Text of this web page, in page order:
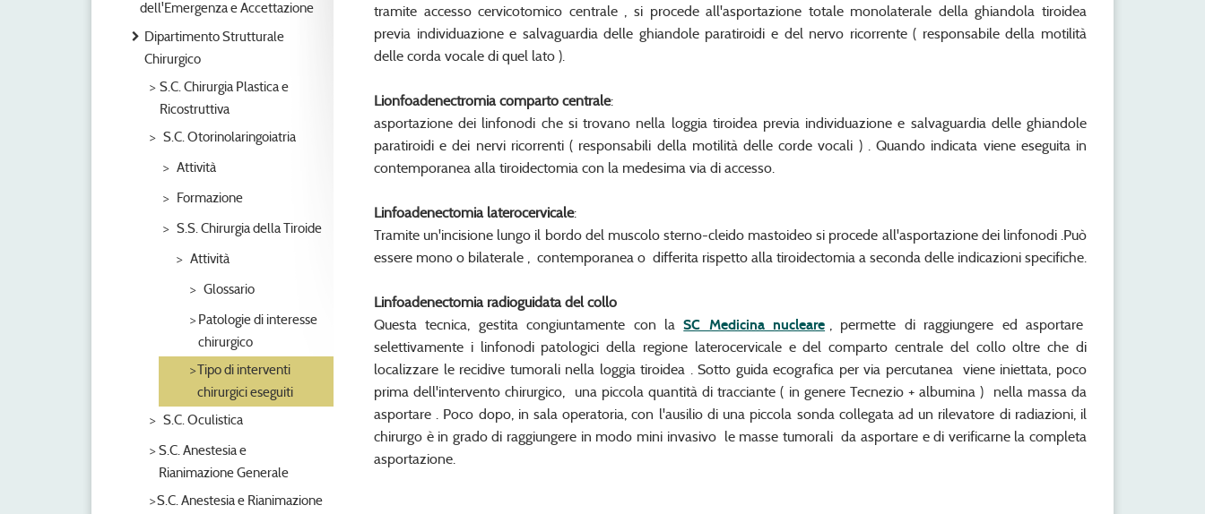
dell'Emergenza e Accettazione
Dipartimento Strutturale
Chirurgico
S.C. Chirurgia Plastica e
Ricostruttiva
S.C. Otorinolaringoiatria
Attività
Formazione
S.S. Chirurgia della Tiroide
Attività
Glossario
Patologie di interesse
chirurgico
Tipo di interventi
chirurgici eseguiti
S.C. Oculistica
S.C. Anestesia e
Rianimazione Generale
S.C. Anestesia e Rianimazione
tramite accesso cervicotomico centrale , si procede all'asportazione totale monolaterale della ghiandola tiroidea
previa individuazione e salvaguardia delle ghiandole paratiroidi e del nervo ricorrente ( responsabile della motilità
delle corda vocale di quel lato ).
Lionfoadenectromia comparto centrale:
asportazione dei linfonodi che si trovano nella loggia tiroidea previa individuazione e salvaguardia delle ghiandole
paratiroidi e dei nervi ricorrenti ( responsabili della motilità delle corde vocali ) . Quando indicata viene eseguita in
contemporanea alla tiroidectomia con la medesima via di accesso.
Linfoadenectomia laterocervicale:
Tramite un'incisione lungo il bordo del muscolo sterno-cleido mastoideo si procede all'asportazione dei linfonodi .Può
essere mono o bilaterale , contemporanea o differita rispetto alla tiroidectomia a seconda delle indicazioni specifiche.
Linfoadenectomia radioguidata del collo
Questa tecnica, gestita congiuntamente con laSC Medicina nucleare , permette di raggiungere ed asportare
selettivamente i linfonodi patologici della regione laterocervicale e del comparto centrale del collo oltre che di
localizzare le recidive tumorali nella loggia tiroidea . Sotto guida ecografica per via percutanea viene iniettata, poco
prima dell'intervento chirurgico, una piccola quantità di tracciante ( in genere Tecnezio + albumina ) nella massa da
asportare . Poco dopo, in sala operatoria, con l'ausilio di una piccola sonda collegata ad un rilevatore di radiazioni, il
chirurgo è in grado di raggiungere in modo mini invasivo le masse tumorali da asportare e di verificarne la completa
asportazione.